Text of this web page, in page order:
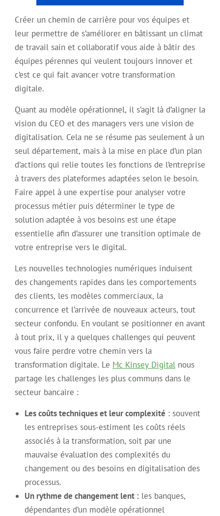
Créer un chemin de carrière pour vos équipes et
leur permettre de s’améliorer en bâtissant un climat
de travail sain et collaboratif vous aide à bâtir des
équipes pérennes qui veulent toujours innover et
c’est ce qui fait avancer votre transformation
digitale.
Quant au modèle opérationnel, il s’agit là d’aligner la
vision du CEO et des managers vers une vision de
digitalisation. Cela ne se résume pas seulement à un
seul département, mais à la mise en place d’un plan
d’actions qui relie toutes les fonctions de l’entreprise
à travers des plateformes adaptées selon le besoin.
Faire appel à une expertise pour analyser votre
processus métier puis déterminer le type de
solution adaptée à vos besoins est une étape
essentielle afin d’assurer une transition optimale de
votre entreprise vers le digital.
Les nouvelles technologies numériques induisent
des changements rapides dans les comportements
des clients, les modèles commerciaux, la
concurrence et l’arrivée de nouveaux acteurs, tout
secteur confondu. En voulant se positionner en avant
à tout prix, il y a quelques challenges qui peuvent
vous faire perdre votre chemin vers la
transformation digitale. Le Mc Kinsey Digital nous
partage les challenges les plus communs dans le
secteur bancaire :
Les coûts techniques et leur complexité : souvent
les entreprises sous-estiment les coûts réels
associés à la transformation, soit par une
mauvaise évaluation des complexités du
changement ou des besoins en digitalisation des
processus.
Un rythme de changement lent : les banques,
dépendantes d’un modèle opérationnel